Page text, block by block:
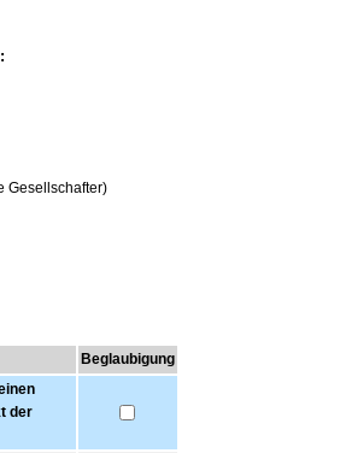
Gesellschafter)
Beglaubigung
der